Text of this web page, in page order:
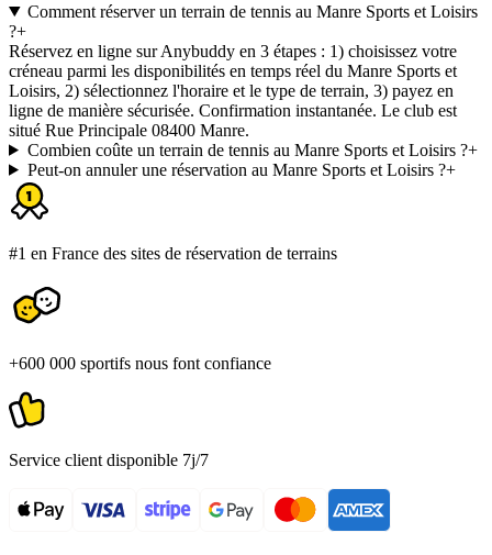
Comment réserver un terrain de tennis au Manre Sports et Loisirs
?+
Réservez en ligne sur Anybuddy en 3 étapes : 1) choisissez votre
créneau parmi les disponibilités en temps réel du Manre Sports et
Loisirs, 2) sélectionnez l'horaire et le type de terrain, 3) payez en
ligne de manière sécurisée. Confirmation instantanée. Le club est
situé Rue Principale 08400 Manre.
Combien coûte un terrain de tennis au Manre Sports et Loisirs ?+
Peut-on annuler une réservation au Manre Sports et Loisirs ?+
#1 en France des sites de réservation de terrains
+600 000 sportifs nous font confiance
Service client disponible 7j/7